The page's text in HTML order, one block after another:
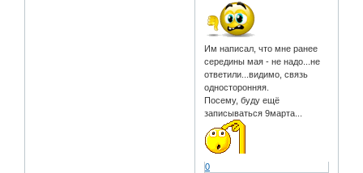
Им написал, что мне ранее
середины мая - не надо...не
ответили...видимо, связь
односторонняя.
Посему, буду ещё
записываться 9марта...
0